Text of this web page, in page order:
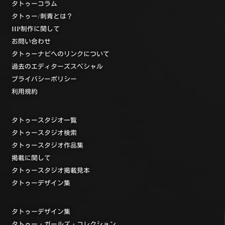
タトゥーコラム
タトゥー/刺青とは？
HP制作に関して
お問い合わせ
タトゥーナビへのリンクについて
過去のエディターズスペシャル
プライバシーポリシー
利用規約
タトゥースタジオ一覧
タトゥースタジオ検索
タトゥースタジオ作品集
掲載に関して
タトゥースタジオ掲載見本
タトゥーデザイン集
タトゥーデザイン集